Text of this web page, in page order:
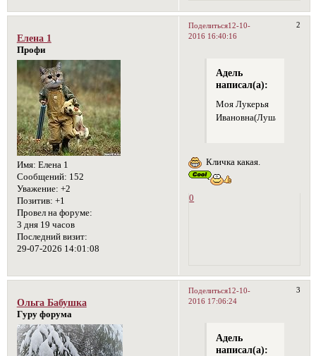
Поделиться 2
12-10-
2016 16:40:16
Елена 1
Профи
Имя: Елена 1
Сообщений: 152
Уважение: +2
Позитив: +1
Провел на форуме:
3 дня 19 часов
Последний визит:
29-07-2026 14:01:08
Адель
написал(а):
Моя Лукерья
Ивановна(Луша)
Кличка какая.
0
Поделиться 3
12-10-
2016 17:06:24
Ольга Бабушка
Гуру форума
Адель
написал(а):